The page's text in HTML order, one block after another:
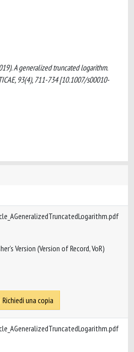
A generalized truncated logarithm.
93(4), 711-734 [10.1007/s00010-
Version (Version of Record, VoR)
Richiedi una copia